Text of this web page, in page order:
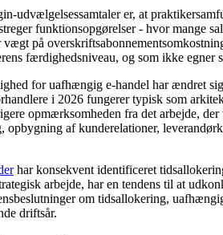
er, at
funktionsopgørelser - hvor mange
på
færdighedsniveau, og som ikke
for uafhængig e-handel har ændret
i 2026 fungerer typisk som
opmærksomheden fra det arbejde,
af kunderelationer,
har konsekvent identificeret
arbejde, har en tendens til at
om tidsallokering,
driftsår.